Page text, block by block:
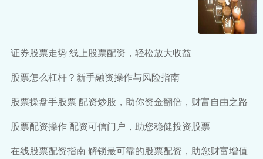
证券股票走势 线上股票配资，轻松放大收益
股票怎么杠杆？新手融资操作与风险指南
股票操盘手股票 配资炒股，助你资金翻倍，财富自由之路
股票配资操作 配资可信门户，助您稳健投资股票
在线股票配资指南 解锁最可靠的股票配资，助您财富增值